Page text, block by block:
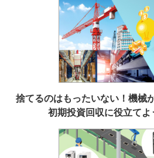
捨てるのはもったいない！機械
初期投資回収に役立てよ